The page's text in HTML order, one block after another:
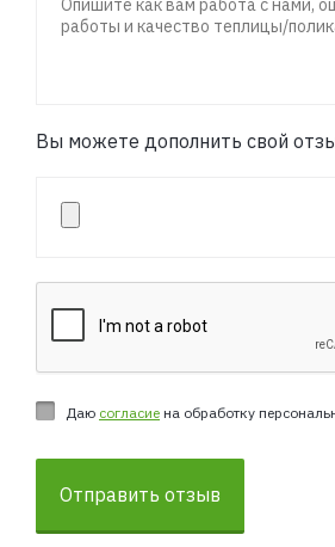
Вы можете дополнить свой
Даю согласие на обработку
Отправить отзыв